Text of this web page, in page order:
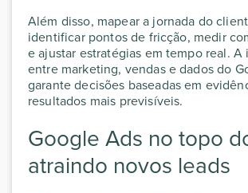
Além disso, mapear a jornada do
identificar pontos de fricção, medir
e ajustar estratégias em tempo real. A
entre marketing, vendas e dados do
garante decisões baseadas em
resultados mais previsíveis.
Google Ads no topo
atraindo novos leads